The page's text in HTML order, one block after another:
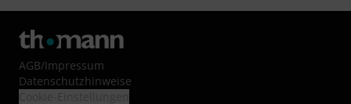
AGB/Impressum
Datenschutzhinweise